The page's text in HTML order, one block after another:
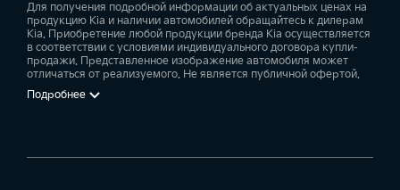
Для получения подробной информации об актуальных ценах на
продукцию Kia и наличии автомобилей обращайтесь к дилерам
Kia. Приобретение любой продукции бренда Kia осуществляется
в соответствии с условиями индивидуального договора купли-
продажи. Представленное изображение автомобиля может
отличаться от реализуемого. Не является публичной офертой.
Подробнее